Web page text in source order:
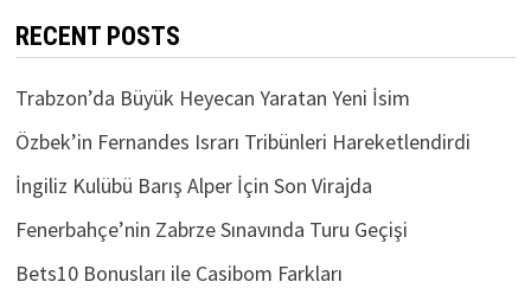
RECENT POSTS
Trabzon’da Büyük Heyecan Yaratan Yeni İsim
Özbek’in Fernandes Israrı Tribünleri Hareketlendirdi
İngiliz Kulübü Barış Alper İçin Son Virajda
Fenerbahçe’nin Zabrze Sınavında Turu Geçişi
Bets10 Bonusları ile Casibom Farkları